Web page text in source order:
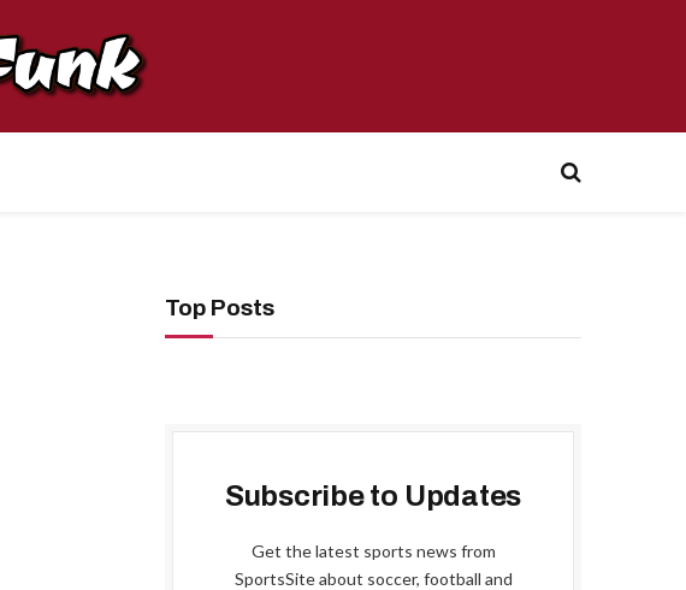
Top Posts
Subscribe to Updates
Get the latest sports news from
SportsSite about soccer, football and